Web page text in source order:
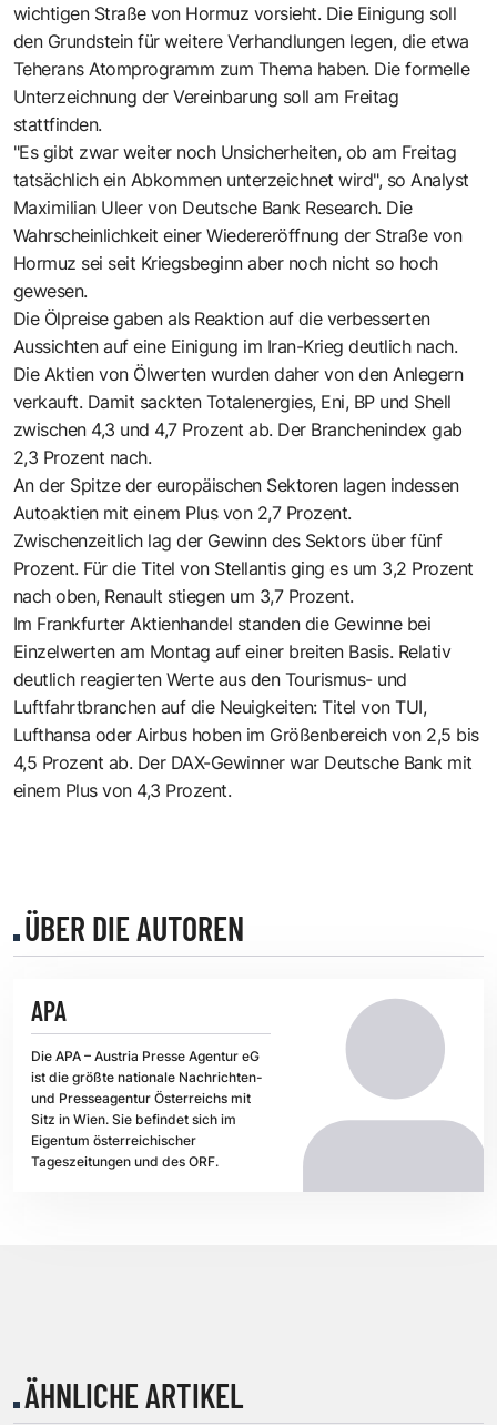
wichtigen Straße von Hormuz vorsieht. Die Einigung soll
den Grundstein für weitere Verhandlungen legen, die etwa
Teherans Atomprogramm zum Thema haben. Die formelle
Unterzeichnung der Vereinbarung soll am Freitag
stattfinden.
"Es gibt zwar weiter noch Unsicherheiten, ob am Freitag
tatsächlich ein Abkommen unterzeichnet wird", so Analyst
Maximilian Uleer von Deutsche Bank Research. Die
Wahrscheinlichkeit einer Wiedereröffnung der Straße von
Hormuz sei seit Kriegsbeginn aber noch nicht so hoch
gewesen.
Die Ölpreise gaben als Reaktion auf die verbesserten
Aussichten auf eine Einigung im Iran-Krieg deutlich nach.
Die Aktien von Ölwerten wurden daher von den Anlegern
verkauft. Damit sackten Totalenergies, Eni, BP und Shell
zwischen 4,3 und 4,7 Prozent ab. Der Branchenindex gab
2,3 Prozent nach.
An der Spitze der europäischen Sektoren lagen indessen
Autoaktien mit einem Plus von 2,7 Prozent.
Zwischenzeitlich lag der Gewinn des Sektors über fünf
Prozent. Für die Titel von Stellantis ging es um 3,2 Prozent
nach oben, Renault stiegen um 3,7 Prozent.
Im Frankfurter Aktienhandel standen die Gewinne bei
Einzelwerten am Montag auf einer breiten Basis. Relativ
deutlich reagierten Werte aus den Tourismus- und
Luftfahrtbranchen auf die Neuigkeiten: Titel von TUI,
Lufthansa oder Airbus hoben im Größenbereich von 2,5 bis
4,5 Prozent ab. Der DAX-Gewinner war Deutsche Bank mit
einem Plus von 4,3 Prozent.
ÜBER DIE AUTOREN
APA
Die APA – Austria Presse Agentur eG
ist die größte nationale Nachrichten-
und Presseagentur Österreichs mit
Sitz in Wien. Sie befindet sich im
Eigentum österreichischer
Tageszeitungen und des ORF.
ÄHNLICHE ARTIKEL